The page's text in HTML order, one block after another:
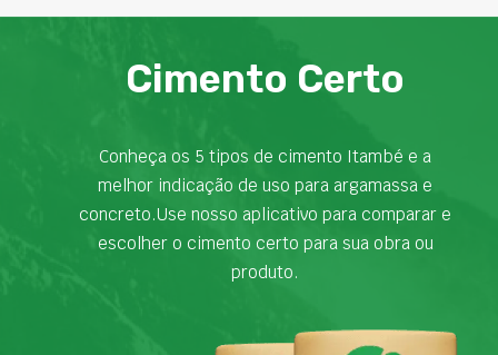
Cimento Certo
Conheça os 5 tipos de cimento Itambé e a
melhor indicação de uso para argamassa e
concreto.Use nosso aplicativo para comparar e
escolher o cimento certo para sua obra ou
produto.